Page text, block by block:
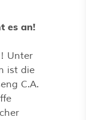
es an!
Unter
ist die
C.A.